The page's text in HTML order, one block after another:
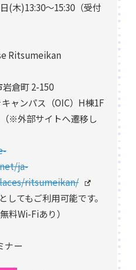
(木)13:30～15:30（受付
Ritsumeikan
岩倉町 2-150
ャンパス（OIC）H棟1F
※外部サイトへ遷移し
ja-
ritsumeikan/
てもご利用可能です。
料Wi-Fiあり）
ナー